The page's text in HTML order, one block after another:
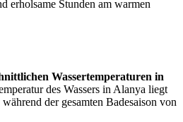
erholsame Stunden am warmen
Wassertemperaturen in
des Wassers in Alanya liegt
der gesamten Badesaison von